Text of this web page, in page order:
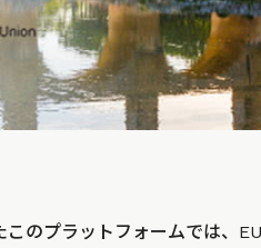
のプラットフォームでは、